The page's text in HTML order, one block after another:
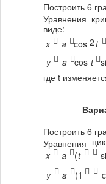
Построить 6
Уравнения
виде:
t
a
y
t
a
x
cos
cos 2






где t
Построить 6
Уравнения
1
(
(
a
y
t
a
x







